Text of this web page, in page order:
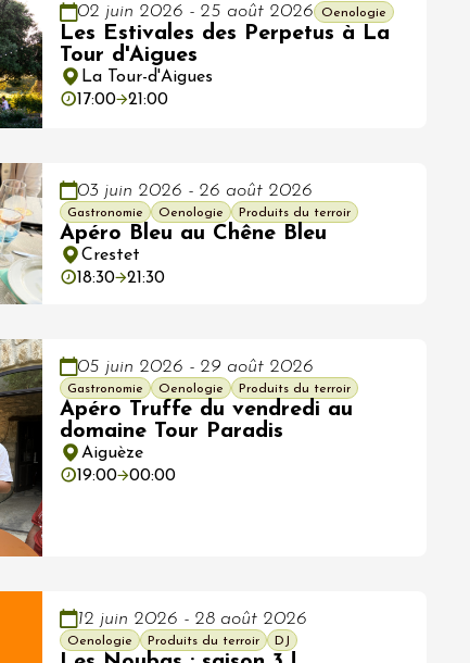
02 juin 2026 - 25 août 2026 Oenologie
Les Estivales des Perpetus à La
Tour d'Aigues
La Tour-d'Aigues
17:00
21:00
03 juin 2026 - 26 août 2026
Gastronomie Oenologie Produits du terroir
Apéro Bleu au Chêne Bleu
Crestet
18:30
21:30
05 juin 2026 - 29 août 2026
Gastronomie Oenologie Produits du terroir
Apéro Truffe du vendredi au
domaine Tour Paradis
Aiguèze
19:00
00:00
12 juin 2026 - 28 août 2026
Oenologie Produits du terroir DJ